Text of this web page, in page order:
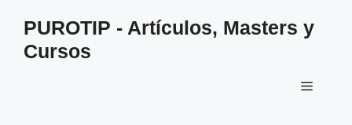
contenido
PUROTIP - Artículos, Masters y
Cursos
Menú